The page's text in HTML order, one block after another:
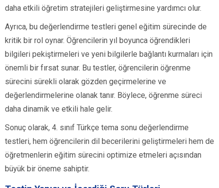
daha etkili öğretim stratejileri geliştirmesine yardımcı olur.
Ayrıca, bu değerlendirme testleri genel eğitim sürecinde de
kritik bir rol oynar. Öğrencilerin yıl boyunca öğrendikleri
bilgileri pekiştirmeleri ve yeni bilgilerle bağlantı kurmaları için
önemli bir fırsat sunar. Bu testler, öğrencilerin öğrenme
sürecini sürekli olarak gözden geçirmelerine ve
değerlendirmelerine olanak tanır. Böylece, öğrenme süreci
daha dinamik ve etkili hale gelir.
Sonuç olarak, 4. sınıf Türkçe tema sonu değerlendirme
testleri, hem öğrencilerin dil becerilerini geliştirmeleri hem de
öğretmenlerin eğitim sürecini optimize etmeleri açısından
büyük bir öneme sahiptir.